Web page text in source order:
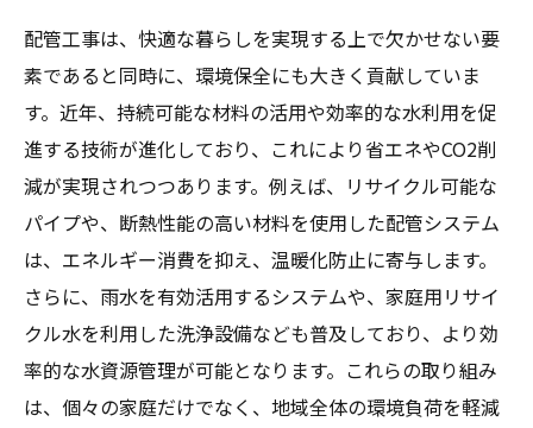
配管工事は、快適な暮らしを実現する上で欠かせない要
素であると同時に、環境保全にも大きく貢献していま
す。近年、持続可能な材料の活用や効率的な水利用を促
進する技術が進化しており、これにより省エネやCO2削
減が実現されつつあります。例えば、リサイクル可能な
パイプや、断熱性能の高い材料を使用した配管システム
は、エネルギー消費を抑え、温暖化防止に寄与します。
さらに、雨水を有効活用するシステムや、家庭用リサイ
クル水を利用した洗浄設備なども普及しており、より効
率的な水資源管理が可能となります。これらの取り組み
は、個々の家庭だけでなく、地域全体の環境負荷を軽減